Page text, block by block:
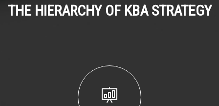
THE HIERARCHY OF KBA STRATEGY